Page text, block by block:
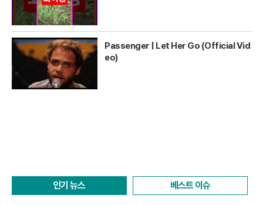
Passenger | Let Her Go (Official Vid
eo)
인기 뉴스 베스트 이슈